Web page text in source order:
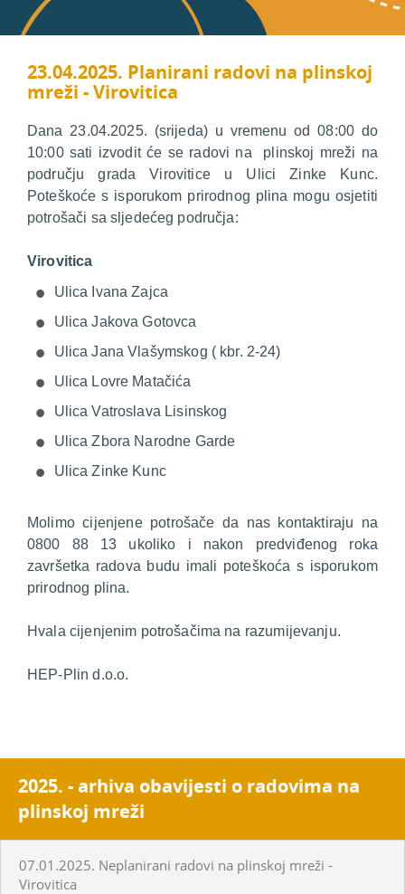
23.04.2025. Planirani radovi na plinskoj
mreži - Virovitica
Dana 23.04.2025. (srijeda) u vremenu od 08:00 do
10:00 sati izvodit će se radovi na plinskoj mreži na
području grada Virovitice u Ulici Zinke Kunc.
Poteškoće s isporukom prirodnog plina mogu osjetiti
potrošači sa sljedećeg područja:
Virovitica
Ulica Ivana Zajca
Ulica Jakova Gotovca
Ulica Jana Vlašymskog ( kbr. 2-24)
Ulica Lovre Matačića
Ulica Vatroslava Lisinskog
Ulica Zbora Narodne Garde
Ulica Zinke Kunc
Molimo cijenjene potrošače da nas kontaktiraju na
0800 88 13 ukoliko i nakon predviđenog roka
završetka radova budu imali poteškoća s isporukom
prirodnog plina.
Hvala cijenjenim potrošačima na razumijevanju.
HEP-Plin d.o.o.
2025. - arhiva obavijesti o radovima na
plinskoj mreži
07.01.2025. Neplanirani radovi na plinskoj mreži -
Virovitica